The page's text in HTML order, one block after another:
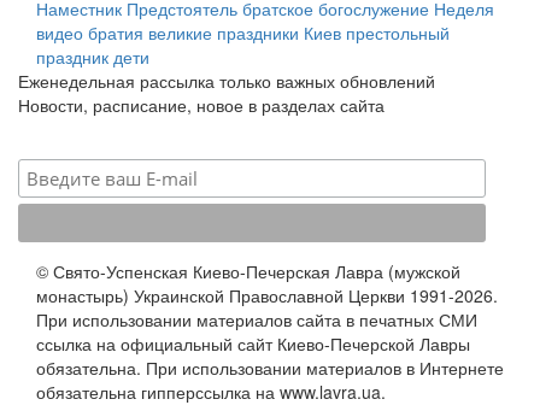
Наместник Предстоятель братское богослужение Неделя
видео братия великие праздники Киев престольный
праздник дети
Еженедельная рассылка только важных обновлений
Новости, расписание, новое в разделах сайта
© Свято-Успенская Киево-Печерская Лавра (мужской
монастырь) Украинской Православной Церкви 1991-2026.
При использовании материалов сайта в печатных СМИ
ссылка на официальный сайт Киево-Печерской Лавры
обязательна. При использовании материалов в Интернете
обязательна гипперссылка на www.lavra.ua.